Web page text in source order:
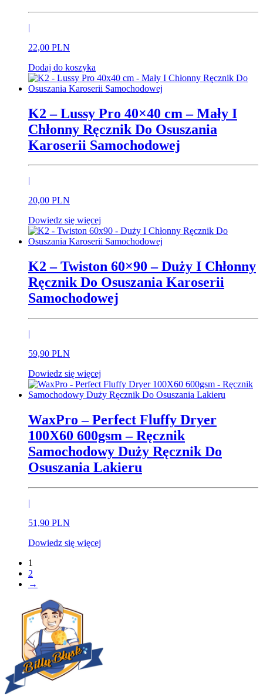
|
22,00 PLN
Dodaj do koszyka
K2 – Lussy Pro 40×40 cm – Mały I
Chłonny Ręcznik Do Osuszania
Karoserii Samochodowej
|
20,00 PLN
Dowiedz się więcej
K2 – Twiston 60×90 – Duży I Chłonny
Ręcznik Do Osuszania Karoserii
Samochodowej
|
59,90 PLN
Dowiedz się więcej
WaxPro – Perfect Fluffy Dryer
100X60 600gsm – Ręcznik
Samochodowy Duży Ręcznik Do
Osuszania Lakieru
|
51,90 PLN
Dowiedz się więcej
1
2
→